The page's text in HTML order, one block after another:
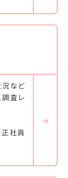
など
査レ
社員